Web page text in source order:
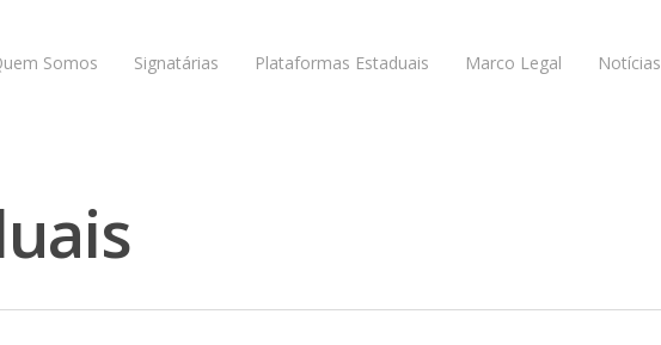
Somos Signatárias Plataformas Estaduais Marco Legal Notícias